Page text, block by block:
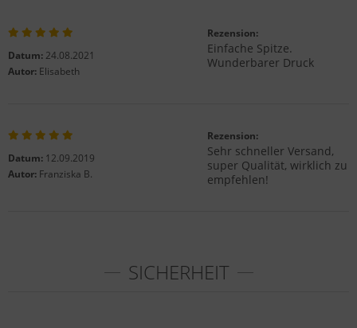
Datum: 24.08.2021
Autor: Elisabeth
Rezension:
Einfache Spitze.
Wunderbarer Druck
Datum: 12.09.2019
Autor: Franziska B.
Rezension:
Sehr schneller Versand,
super Qualität, wirklich zu
empfehlen!
SICHERHEIT